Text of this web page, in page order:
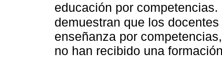
educación por
demuestran que los
enseñanza por
no han recibido una